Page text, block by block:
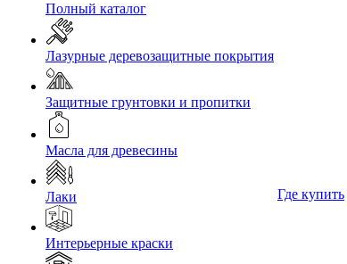
Полный каталог
Лазурные деревозащитные покрытия
Защитные грунтовки и пропитки
Масла для древесины
Лаки
Интерьерные краски
Где купить